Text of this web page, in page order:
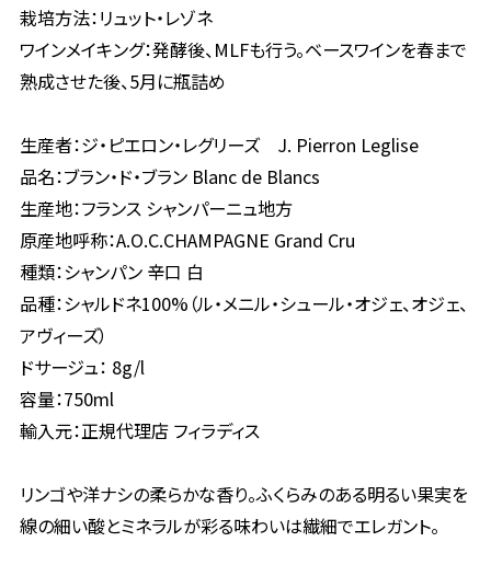
栽培方法：リュット・レゾネ
ワインメイキング：発酵後、MLFも行う。ベースワインを春まで
熟成させた後、5月に瓶詰め
生産者：ジ・ピエロン・レグリーズ J. Pierron Leglise
品名：ブラン・ド・ブラン Blanc de Blancs
生産地：フランス シャンパーニュ地方
原産地呼称：A.O.C.CHAMPAGNE Grand Cru
種類：シャンパン 辛口 白
品種：シャルドネ100%（ル・メニル・シュール・オジェ、オジェ、
アヴィーズ）
ドサージュ： 8g/l
容量：750ml
輸入元：正規代理店 フィラディス
リンゴや洋ナシの柔らかな香り。ふくらみのある明るい果実を
線の細い酸とミネラルが彩る味わいは繊細でエレガント。